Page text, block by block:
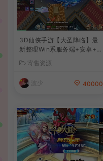
3D仙侠手游【大圣降临】最
新整理Win系服务端+安卓+C
DK授权后台+详细搭建教程
+前后端全套源码
寄售资源
波少 40000